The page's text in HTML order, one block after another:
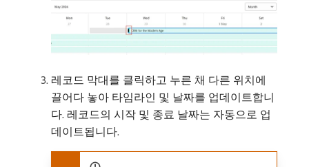
레코드 막대를 클릭하고 누른 채 다른 위치에
끌어다 놓아 타임라인 및 날짜를 업데이트합니
다. 레코드의 시작 및 종료 날짜는 자동으로 업
데이트됩니다.